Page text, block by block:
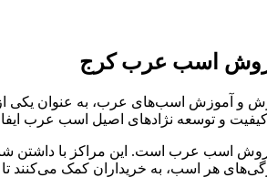
اسب عرب کرج
آموزش اسب‌های عرب، به عنوان یکی از
و توسعه نژادهای اصیل اسب عرب ایفا
اسب عرب است. این مراکز با داشتن
هر اسب، به خریداران کمک می‌کنند